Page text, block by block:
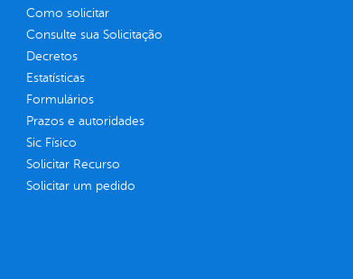
Como solicitar
Consulte sua Solicitação
Decretos
Estatísticas
Formulários
Prazos e autoridades
Sic Físico
Solicitar Recurso
Solicitar um pedido